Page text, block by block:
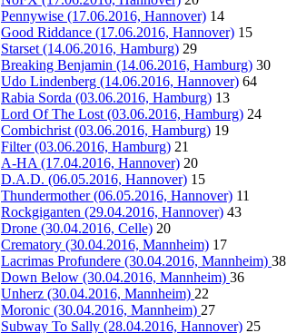
Pennywise (17.06.2016, Hannover) 14
Good Riddance (17.06.2016, Hannover) 15
Starset (14.06.2016, Hamburg) 29
Breaking Benjamin (14.06.2016, Hamburg) 30
Udo Lindenberg (14.06.2016, Hannover) 64
Rabia Sorda (03.06.2016, Hamburg) 13
Lord Of The Lost (03.06.2016, Hamburg) 24
Combichrist (03.06.2016, Hamburg) 19
Filter (03.06.2016, Hamburg) 21
A-HA (17.04.2016, Hannover) 20
D.A.D. (06.05.2016, Hannover) 15
Thundermother (06.05.2016, Hannover) 11
Rockgiganten (29.04.2016, Hannover) 43
Drone (30.04.2016, Celle) 20
Crematory (30.04.2016, Mannheim) 17
Lacrimas Profundere (30.04.2016, Mannheim) 38
Down Below (30.04.2016, Mannheim) 36
Unherz (30.04.2016, Mannheim) 22
Moronic (30.04.2016, Mannheim) 27
Subway To Sally (28.04.2016, Hannover) 25